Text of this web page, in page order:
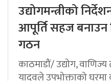
उद्योगमन्त्रीको
आपूर्ति सहज बनाउन
गठन
काठमाडौं/ उद्योग, वाणिज्य
यादवले उपभोक्ताको